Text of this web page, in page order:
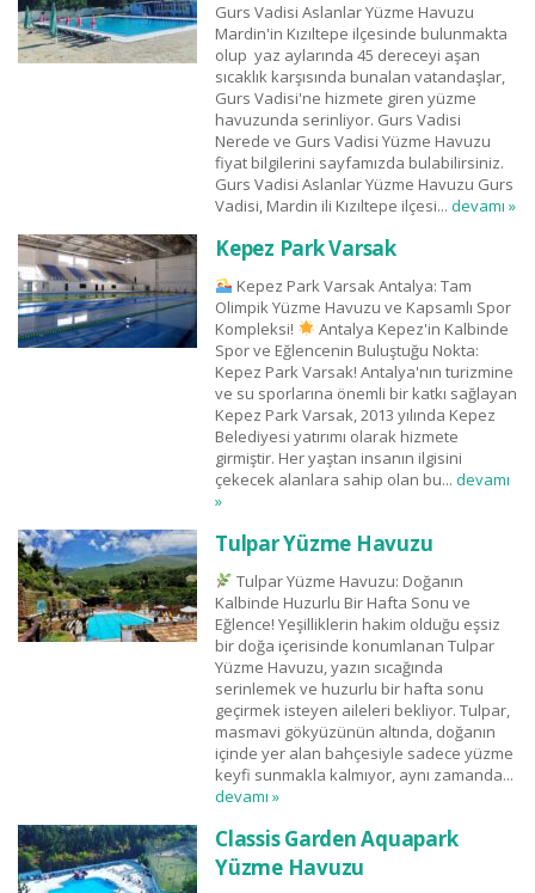
Gurs Vadisi Aslanlar Yüzme Havuzu
Mardin'in Kızıltepe ilçesinde bulunmakta
olup yaz aylarında 45 dereceyi aşan
sıcaklık karşısında bunalan vatandaşlar,
Gurs Vadisi'ne hizmete giren yüzme
havuzunda serinliyor. Gurs Vadisi
Nerede ve Gurs Vadisi Yüzme Havuzu
fiyat bilgilerini sayfamızda bulabilirsiniz.
Gurs Vadisi Aslanlar Yüzme Havuzu Gurs
Vadisi, Mardin ili Kızıltepe ilçesi... devamı »
Kepez Park Varsak
Kepez Park Varsak Antalya: Tam
Olimpik Yüzme Havuzu ve Kapsamlı Spor
Kompleksi!
Antalya Kepez'in Kalbinde
Spor ve Eğlencenin Buluştuğu Nokta:
Kepez Park Varsak! Antalya'nın turizmine
ve su sporlarına önemli bir katkı sağlayan
Kepez Park Varsak, 2013 yılında Kepez
Belediyesi yatırımı olarak hizmete
girmiştir. Her yaştan insanın ilgisini
çekecek alanlara sahip olan bu... devamı
»
Tulpar Yüzme Havuzu
Tulpar Yüzme Havuzu: Doğanın
Kalbinde Huzurlu Bir Hafta Sonu ve
Eğlence! Yeşilliklerin hakim olduğu eşsiz
bir doğa içerisinde konumlanan Tulpar
Yüzme Havuzu, yazın sıcağında
serinlemek ve huzurlu bir hafta sonu
geçirmek isteyen aileleri bekliyor. Tulpar,
masmavi gökyüzünün altında, doğanın
içinde yer alan bahçesiyle sadece yüzme
keyfi sunmakla kalmıyor, aynı zamanda...
devamı »
Classis Garden Aquapark
Yüzme Havuzu